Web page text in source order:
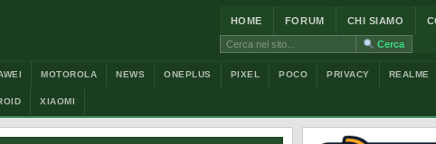
HOME FORUM CHI SIAMO
Cerca: Cerca
MOTOROLA NEWS ONEPLUS PIXEL POCO PRIVACY REALME
XIAOMI